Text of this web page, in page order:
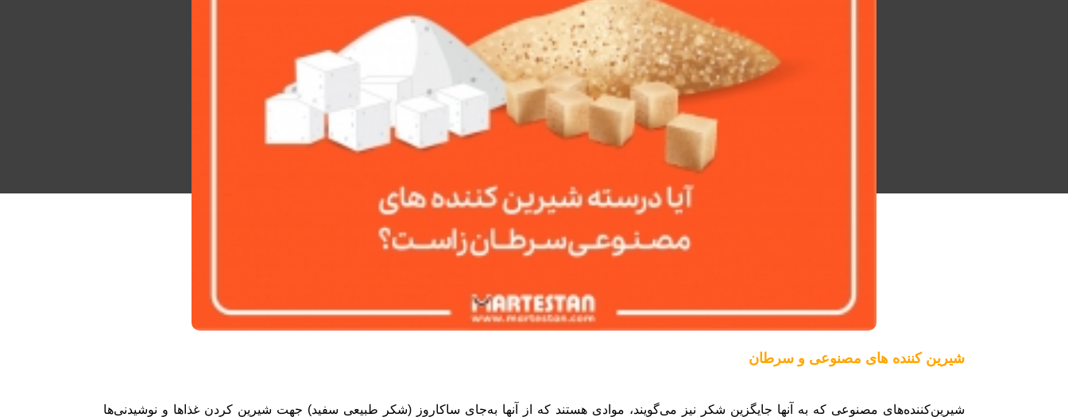
شیرین کننده های مصنوعی و سرطان
شیرین‌کننده‌های مصنوعی‌ که به آنها جایگزین شکر نیز می‌گویند، موادی هستند که از آنها به‌جای ساکاروز (شکر طبیعی سفید) جهت شیرین کردن غذاها و نوشیدنی‌ها